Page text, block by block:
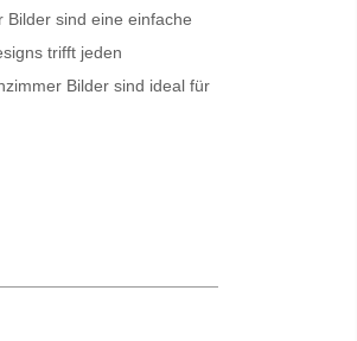
Bilder sind eine einfache
trifft jeden
Bilder sind ideal für